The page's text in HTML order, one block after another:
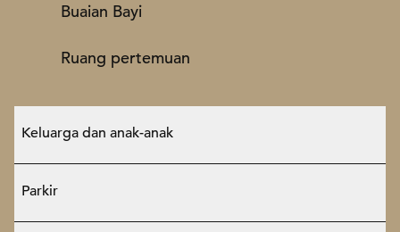
Buaian Bayi
Ruang pertemuan
Keluarga dan anak-anak
Parkir